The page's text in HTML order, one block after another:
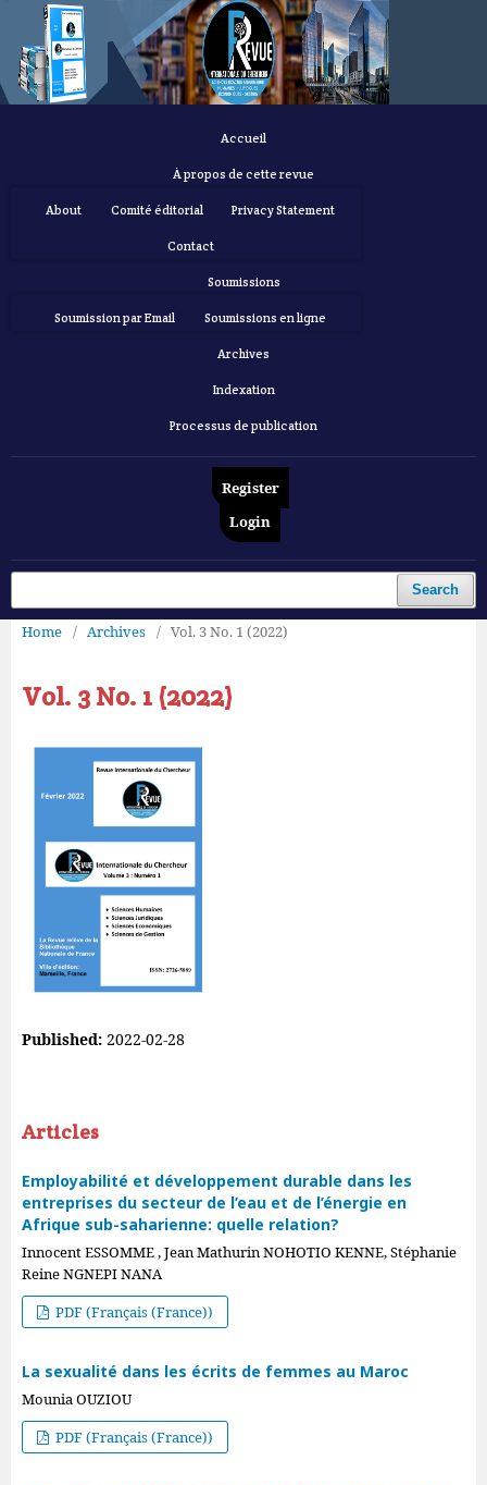
Accueil
À propos de cette revue
About Comité éditorial Privacy Statement
Contact
Soumissions
Soumission par Email Soumissions en ligne
Archives
Indexation
Processus de publication
Register
Login
Search
Home / Archives / Vol. 3 No. 1 (2022)
Vol. 3 No. 1 (2022)
Published: 2022-02-28
Articles
Employabilité et développement durable dans les
entreprises du secteur de l’eau et de l’énergie en
Afrique sub-saharienne: quelle relation?
Innocent ESSOMME , Jean Mathurin NOHOTIO KENNE, Stéphanie
Reine NGNEPI NANA
PDF (Français (France))
La sexualité dans les écrits de femmes au Maroc
Mounia OUZIOU
PDF (Français (France))